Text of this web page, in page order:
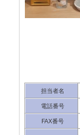
担当者名
電話番号
FAX番号